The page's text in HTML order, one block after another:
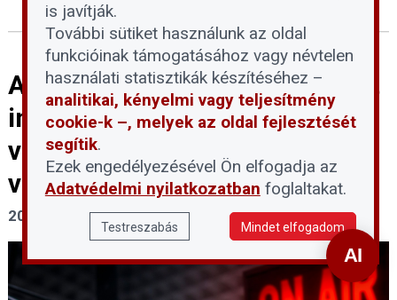
A magánjövedelemből vásárolt
ingatlan a legdrágább. Magán-
vagy céges jövedelemből
vásároljunk ingatlant?
2025. július 4.
is javítják.
További sütiket használunk az oldal
funkcióinak támogatásához vagy névtelen
használati statisztikák készítéséhez –
analitikai, kényelmi vagy teljesítmény
cookie-k –, melyek az oldal fejlesztését
segítik.
Ezek engedélyezésével Ön elfogadja az
Adatvédelmi nyilatkozatban foglaltakat.
Testreszabás Mindet elfogadom